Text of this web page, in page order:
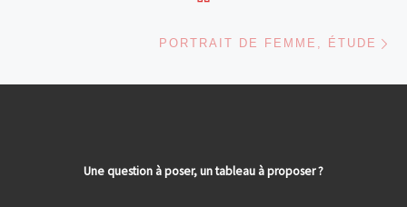
PORTRAIT DE FEMME, ÉTUDE
Une question à poser, un tableau à proposer ?